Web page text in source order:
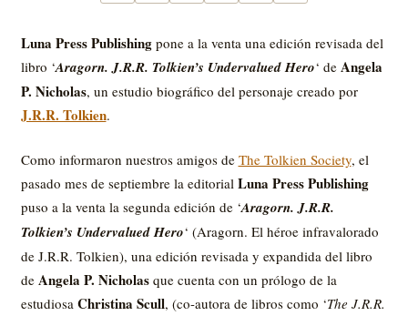
Luna Press Publishingpone a la venta una edición revisada del
libro ‘Aragorn. J.R.R. Tolkien’s Undervalued Hero‘ de Angela
P. Nicholas, un estudio biográfico del personaje creado por
J.R.R. Tolkien.
Como informaron nuestros amigos de The Tolkien Society, el
pasado mes de septiembre la editorial Luna Press Publishing
puso a la venta la segunda edición de ‘Aragorn. J.R.R.
Tolkien’s Undervalued Hero‘ (Aragorn. El héroe infravalorado
de J.R.R. Tolkien), una edición revisada y expandida del libro
de Angela P. Nicholasque cuenta con un prólogo de la
estudiosa Christina Scull, (co-autora de libros como ‘The J.R.R.